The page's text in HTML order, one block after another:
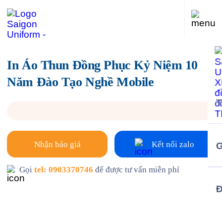
In Áo Thun Đồng Phục Kỷ Niệm 10
Năm Đào Tạo Nghề Mobile
Nhận báo giá Kết nối zalo
Gọitel: 0903370746 để được tư vấn miễn phí